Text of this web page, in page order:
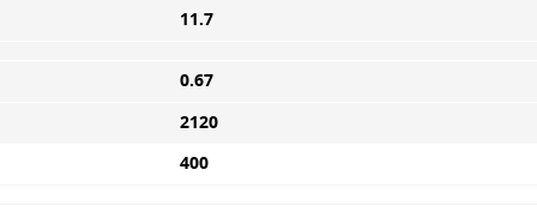
11.7
0.67
2120
400